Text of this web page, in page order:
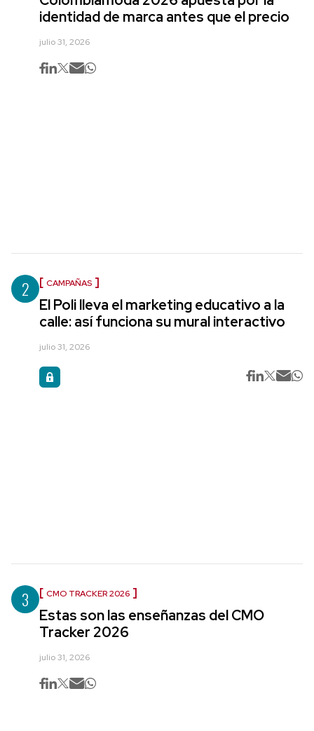
identidad de marca antes que el precio
julio 31, 2026
2 CAMPAÑAS
El Poli lleva el marketing educativo a la
calle: así funciona su mural interactivo
julio 31, 2026
3 CMO TRACKER 2026
Estas son las enseñanzas del CMO
Tracker 2026
julio 31, 2026